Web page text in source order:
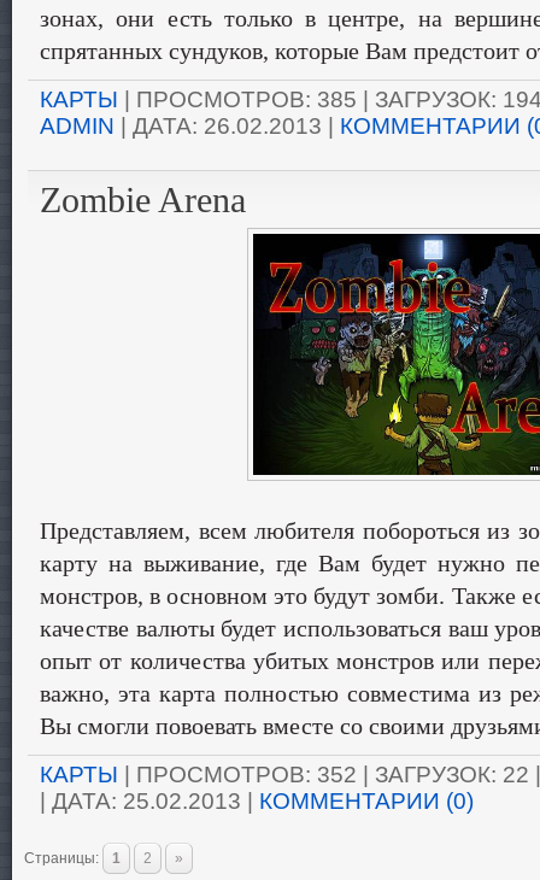
зонах, они есть только в центре, на
спрятанных сундуков, которые Вам предстоит
КАРТЫ | ПРОСМОТРОВ: 385 | ЗАГРУЗОК:
ADMIN | ДАТА: 26.02.2013 КОММЕНТАРИИ
Zombie Arena
Представляем, всем любителя побороться из
карту на выживание, где Вам будет нужно
монстров, в основном это будут зомби. Также
качестве валюты будет использоваться ваш
опыт от количества убитых монстров или
важно, эта карта полностью совместима из
Вы смогли повоевать вместе со своими
КАРТЫ | ПРОСМОТРОВ: 352 | ЗАГРУЗОК:
| ДАТА: 25.02.2013 | КОММЕНТАРИИ (0)
Страницы: 1 2 »